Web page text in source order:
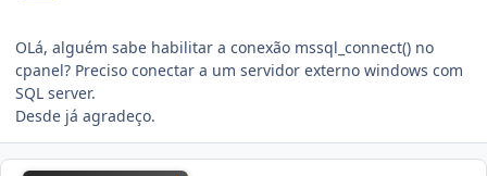
OLá, alguém sabe habilitar a conexão mssql_connect() no
cpanel? Preciso conectar a um servidor externo windows com
SQL server.
Desde já agradeço.